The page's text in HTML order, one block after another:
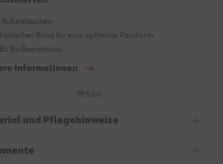
Außentaschen
Bund für eine optimale Passform
Reißverschluss
Informationen
Kein
und Pflegehinweise